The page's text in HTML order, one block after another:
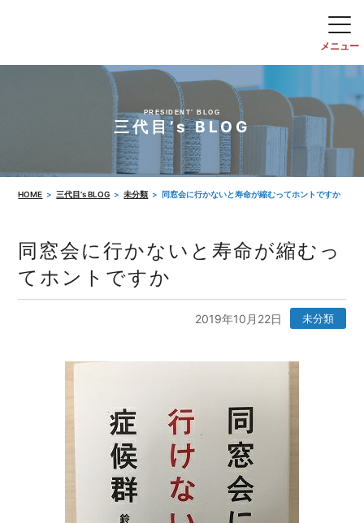
PRESIDENT' BLOG
三代目’s BLOG
HOME 三代目’s BLOG 未分類 同窓会に行かないと寿命が縮むってホントですか
同窓会に行かないと寿命が縮むっ
てホントですか
2019年10月22日 未分類